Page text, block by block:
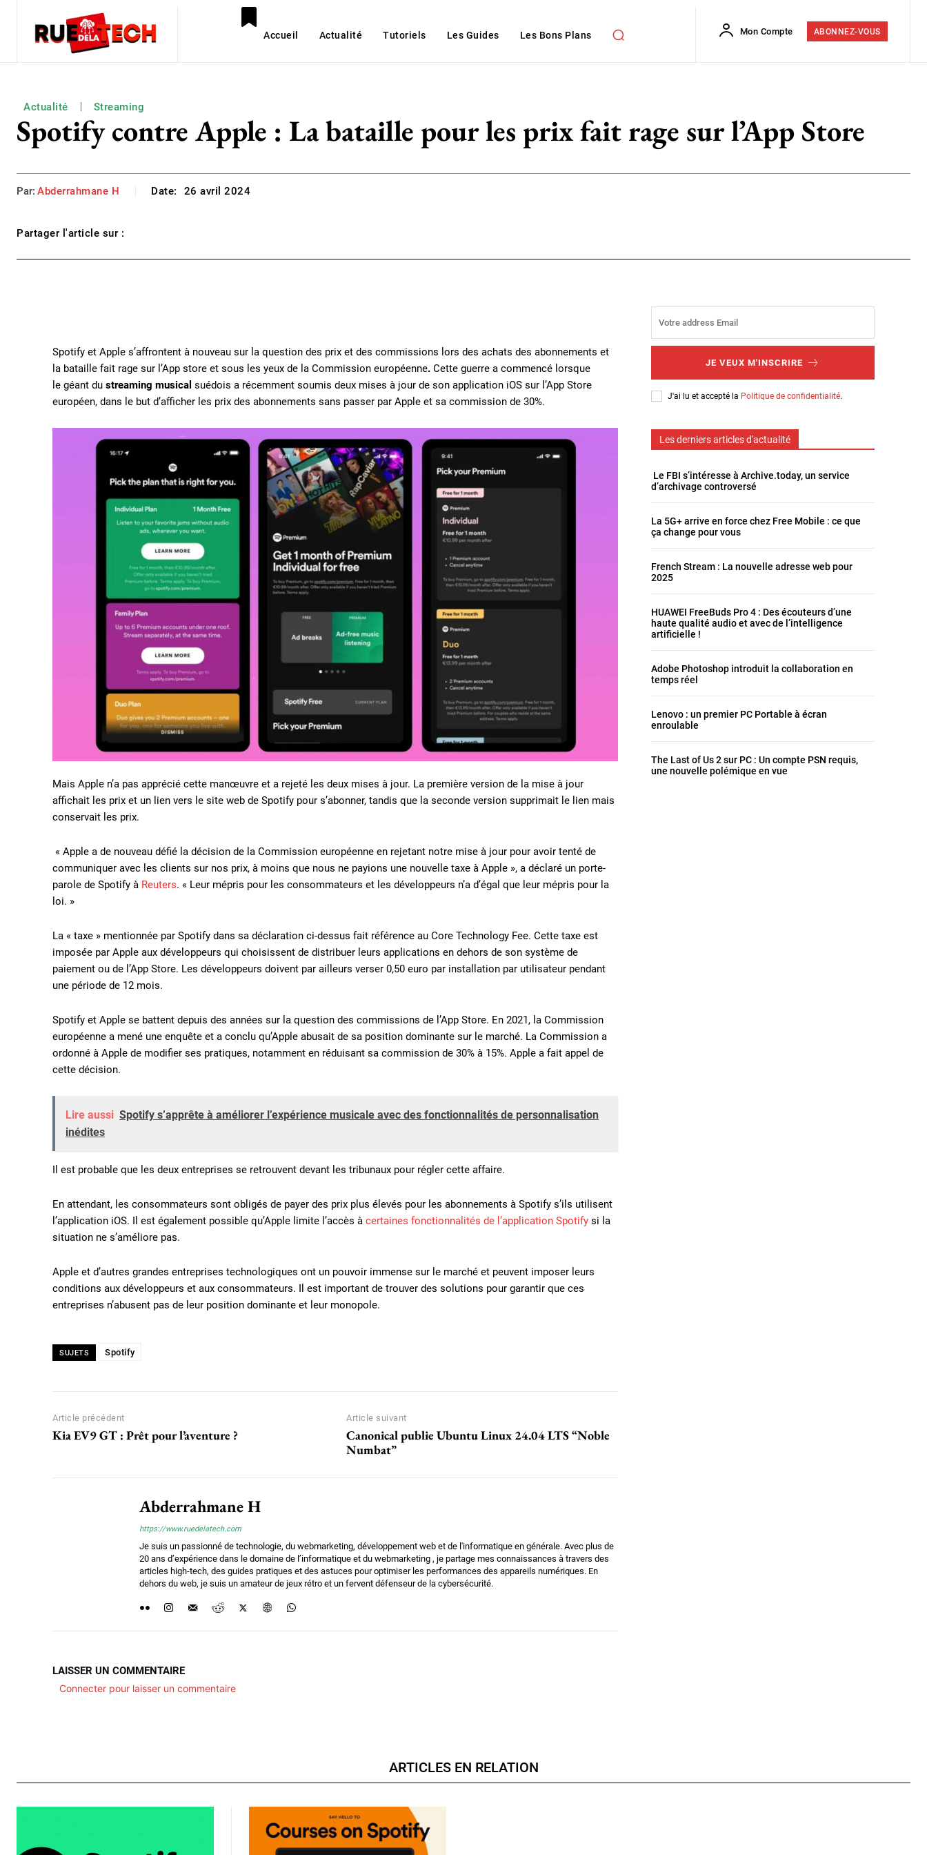
Accueil Actualité Tutoriels Les Guides Les Bons Plans Mon Compte ABONNEZ-VOUS
Actualité Streaming
Spotify contre Apple : La bataille pour les prix fait rage sur l’App Store
Par: Abderrahmane H Date: 26 avril 2024
Partager l'article sur :
Spotify et Apple s’affrontent à nouveau sur la question des prix et des commissions lors des achats des abonnements et
la bataille fait rage sur l’App store et sous les yeux de la Commission européenne. Cette guerre a commencé lorsque
le géant du streaming musical suédois a récemment soumis deux mises à jour de son application iOS sur l’App Store
européen, dans le but d’afficher les prix des abonnements sans passer par Apple et sa commission de 30%.
Mais Apple n’a pas apprécié cette manœuvre et a rejeté les deux mises à jour. La première version de la mise à jour
affichait les prix et un lien vers le site web de Spotify pour s’abonner, tandis que la seconde version supprimait le lien mais
conservait les prix.
« Apple a de nouveau défié la décision de la Commission européenne en rejetant notre mise à jour pour avoir tenté de
communiquer avec les clients sur nos prix, à moins que nous ne payions une nouvelle taxe à Apple », a déclaré un porte-
parole de Spotify à Reuters. « Leur mépris pour les consommateurs et les développeurs n’a d’égal que leur mépris pour la
loi. »
La « taxe » mentionnée par Spotify dans sa déclaration ci-dessus fait référence au Core Technology Fee. Cette taxe est
imposée par Apple aux développeurs qui choisissent de distribuer leurs applications en dehors de son système de
paiement ou de l’App Store. Les développeurs doivent par ailleurs verser 0,50 euro par installation par utilisateur pendant
une période de 12 mois.
Spotify et Apple se battent depuis des années sur la question des commissions de l’App Store. En 2021, la Commission
européenne a mené une enquête et a conclu qu’Apple abusait de sa position dominante sur le marché. La Commission a
ordonné à Apple de modifier ses pratiques, notamment en réduisant sa commission de 30% à 15%. Apple a fait appel de
cette décision.
Lire aussi Spotify s’apprête à améliorer l’expérience musicale avec des fonctionnalités de personnalisation
inédites
Il est probable que les deux entreprises se retrouvent devant les tribunaux pour régler cette affaire.
En attendant, les consommateurs sont obligés de payer des prix plus élevés pour les abonnements à Spotify s’ils utilisent
l’application iOS. Il est également possible qu’Apple limite l’accès à certaines fonctionnalités de l’application Spotify si la
situation ne s’améliore pas.
Apple et d’autres grandes entreprises technologiques ont un pouvoir immense sur le marché et peuvent imposer leurs
conditions aux développeurs et aux consommateurs. Il est important de trouver des solutions pour garantir que ces
entreprises n’abusent pas de leur position dominante et leur monopole.
SUJETS Spotify
Article précédent
Kia EV9 GT : Prêt pour l’aventure ?
Article suivant
Canonical publie Ubuntu Linux 24.04 LTS “Noble
Numbat”
Abderrahmane H
https://www.ruedelatech.com
Je suis un passionné de technologie, du webmarketing, développement web et de l'informatique en générale. Avec plus de
20 ans d’expérience dans le domaine de l’informatique et du webmarketing , je partage mes connaissances à travers des
articles high-tech, des guides pratiques et des astuces pour optimiser les performances des appareils numériques. En
dehors du web, je suis un amateur de jeux rétro et un fervent défenseur de la cybersécurité.
LAISSER UN COMMENTAIRE
Connecter pour laisser un commentaire
JE VEUX M'INSCRIRE
J'ai lu et accepté la Politique de confidentialité.
Les derniers articles d'actualité
Le FBI s’intéresse à Archive.today, un service
d’archivage controversé
La 5G+ arrive en force chez Free Mobile : ce que
ça change pour vous
French Stream : La nouvelle adresse web pour
2025
HUAWEI FreeBuds Pro 4 : Des écouteurs d’une
haute qualité audio et avec de l’intelligence
artificielle !
Adobe Photoshop introduit la collaboration en
temps réel
Lenovo : un premier PC Portable à écran
enroulable
The Last of Us 2 sur PC : Un compte PSN requis,
une nouvelle polémique en vue
ARTICLES EN RELATION